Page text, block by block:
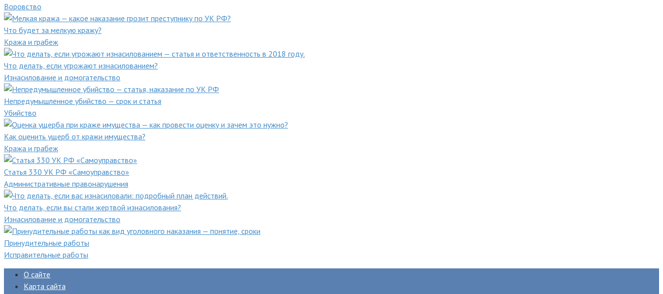
Воровство
Что будет за мелкую кражу?
Кража и грабеж
Что делать, если угрожают изнасилованием?
Изнасилование и домогательство
Непредумышленное убийство — срок и статья
Убийство
Как оценить ущерб от кражи имущества?
Кража и грабеж
Статья 330 УК РФ «Самоуправство»
Административные правонарушения
Что делать, если вы стали жертвой изнасилования?
Изнасилование и домогательство
Принудительные работы
Исправительные работы
О сайте
Карта сайта